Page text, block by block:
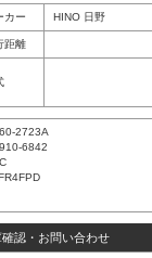
カー HINO 日野
距離
2723A
6842
確認・お問い合わせ